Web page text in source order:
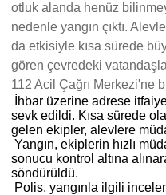
otluk alanda henüz
nedenle yangın çıktı.
da etkisiyle kısa sürede
gören çevredeki
112 Acil Çağrı Merkezi'ne
İhbar üzerine adrese
sevk edildi. Kısa sürede
gelen ekipler, alevlere
Yangın, ekiplerin hızlı
sonucu kontrol altına
söndürüldü.
Polis, yangınla ilgili